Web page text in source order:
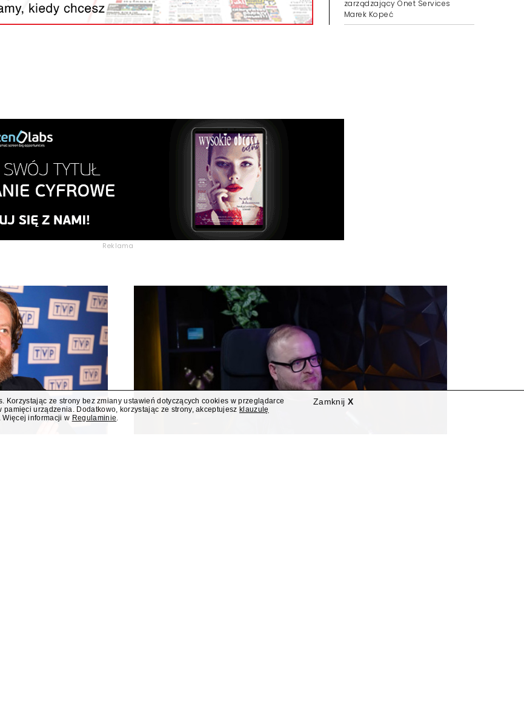
zarządzający Onet Services
Marek Kopeć
Reklama
Zamknij X
Korzystając ze strony bez zmiany ustawień dotyczących cookies w przeglądarce
urządzenia. Dodatkowo, korzystając ze strony, akceptujesz klauzulę
. Więcej informacji w Regulaminie.